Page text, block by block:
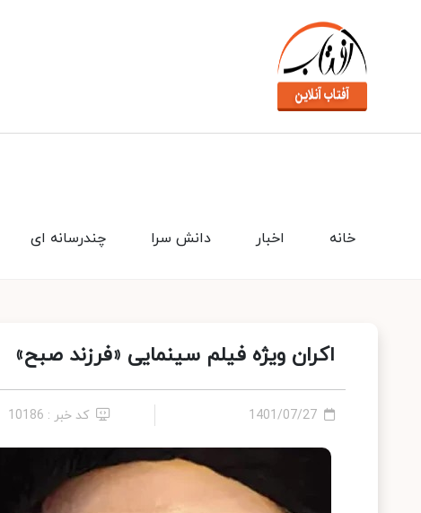
چندرسانه ای دانش سرا اخبار خانه
اکران ویژه فیلم سینمایی «فرزند صبح»
1401/07/27 کد خبر : 10186